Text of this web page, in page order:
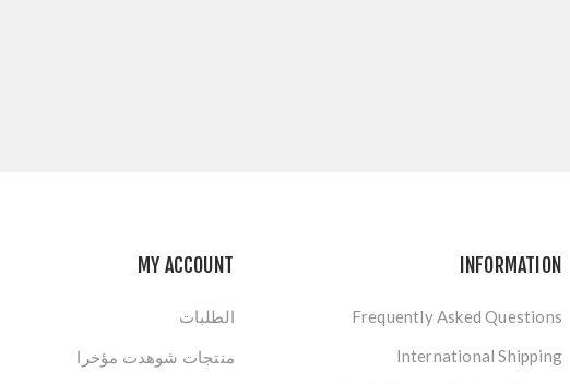
INFORMATION
Frequently Asked Questions
International Shipping
MY ACCOUNT
الطلبات
منتجات شوهدت مؤخرا